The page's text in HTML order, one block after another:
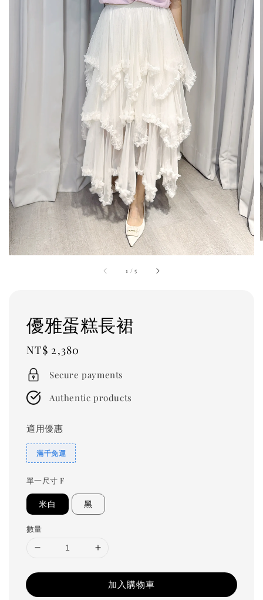
1 /5
優雅蛋糕長裙
Regular
price
NT$ 2,380
Secure payments
Authentic products
適用優惠
滿千免運
單一尺寸 F
米白 黑
數量
加入購物車